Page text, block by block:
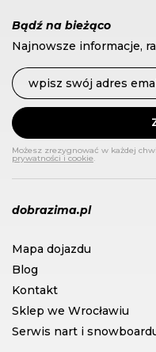
Bądź na bieżąco
Najnowsze informacje,
Możesz zrezygnować w każdej
prywatności i cookie.
dobrazima.pl
Mapa dojazdu
Blog
Kontakt
Sklep we Wrocławiu
Serwis nart i